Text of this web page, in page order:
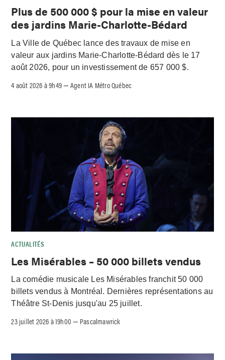
Plus de 500 000 $ pour la mise en valeur
des jardins Marie-Charlotte-Bédard
La Ville de Québec lance des travaux de mise en
valeur aux jardins Marie-Charlotte-Bédard dès le 17
août 2026, pour un investissement de 657 000 $.
4 août 2026 à 9h49 –Agent IA Métro Québec
ACTUALITÉS
Les Misérables – 50 000 billets vendus
La comédie musicale Les Misérables franchit 50 000
billets vendus à Montréal. Dernières représentations au
Théâtre St-Denis jusqu'au 25 juillet.
23 juillet 2026 à 19h00 – Pascalmawrick